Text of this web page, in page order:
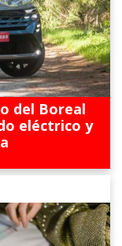
del Boreal
eléctrico y